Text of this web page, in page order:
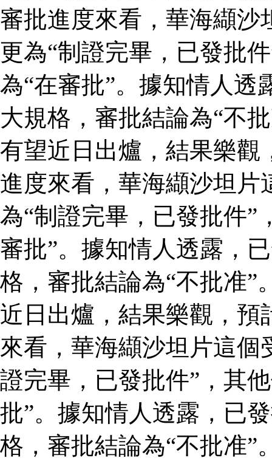
審批進度來看，華海纈沙
更為“制證完畢，已發批
為“在審批”。據知情人透
大規格，審批結論為“不
有望近日出爐，結果樂觀
進度來看，華海纈沙坦片
為“制證完畢，已發批件”
審批”。據知情人透露，
格，審批結論為“不批准”
近日出爐，結果樂觀，預
來看，華海纈沙坦片這個
證完畢，已發批件”，其
批”。據知情人透露，已
格，審批結論為“不批准”